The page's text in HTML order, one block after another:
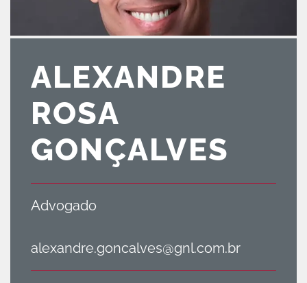
ALEXANDRE
ROSA
GONÇALVES
Advogado
alexandre.goncalves@gnl.com.br